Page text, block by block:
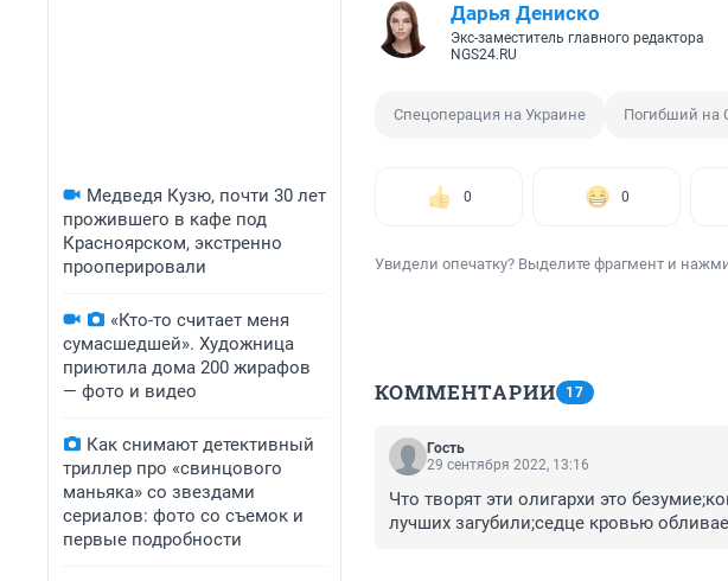
Медведя Кузю, почти 30 лет
прожившего в кафе под
Красноярском, экстренно
прооперировали
«Кто-то считает меня
сумасшедшей». Художница
приютила дома 200 жирафов
— фото и видео
Как снимают детективный
триллер про «свинцового
маньяка» со звездами
сериалов: фото со съемок и
первые подробности
Дарья Дениско
Экс-заместитель главного редактора
NGS24.RU
Спецоперация на Украине Погибший на
0 0
Увидели опечатку? Выделите фрагмент и
КОММЕНТАРИИ 17
Гость
29 сентября 2022, 13:16
Что творят эти олигархи это
лучших загубили;седце кровью